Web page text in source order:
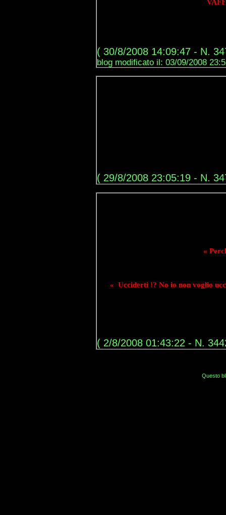
( 30/8/2008 14:09:47 - N.
blog modificato il: 03/09/2008
( 29/8/2008 23:05:19 - N.
«
« Ucciderti !? No io non voglio
( 2/8/2008 01:43:22 - N.
Questo